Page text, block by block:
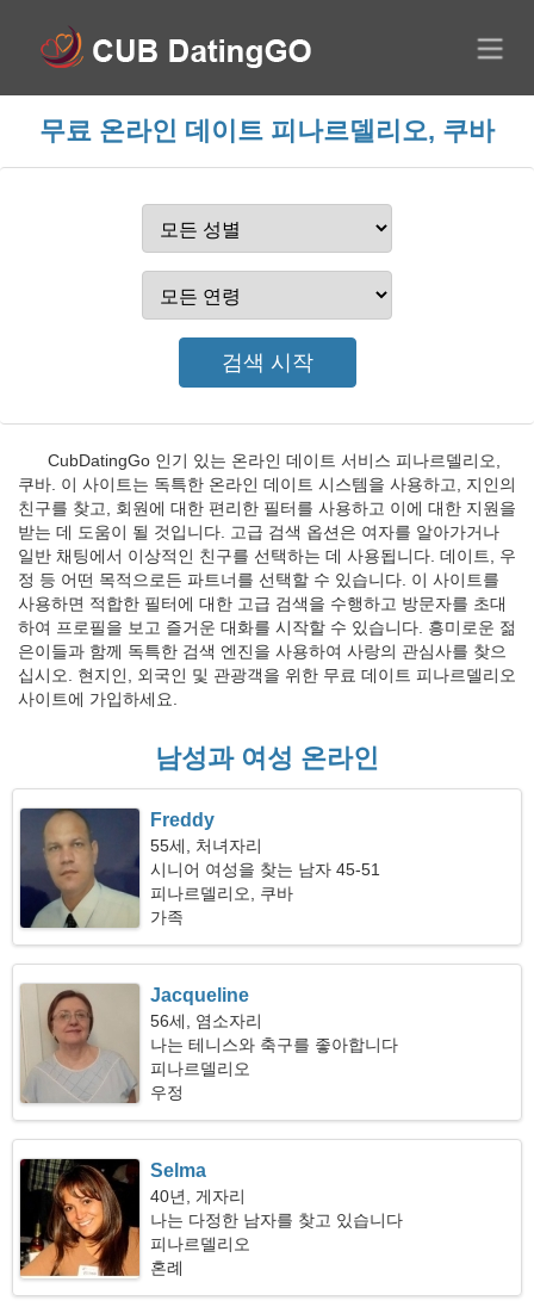
무료 온라인 데이트 피나르델리오, 쿠바
CubDatingGo 인기 있는 온라인 데이트 서비스 피나르델리오,
쿠바. 이 사이트는 독특한 온라인 데이트 시스템을 사용하고, 지인의
친구를 찾고, 회원에 대한 편리한 필터를 사용하고 이에 대한 지원을
받는 데 도움이 될 것입니다. 고급 검색 옵션은 여자를 알아가거나
일반 채팅에서 이상적인 친구를 선택하는 데 사용됩니다. 데이트, 우
정 등 어떤 목적으로든 파트너를 선택할 수 있습니다. 이 사이트를
사용하면 적합한 필터에 대한 고급 검색을 수행하고 방문자를 초대
하여 프로필을 보고 즐거운 대화를 시작할 수 있습니다. 흥미로운 젊
은이들과 함께 독특한 검색 엔진을 사용하여 사랑의 관심사를 찾으
십시오. 현지인, 외국인 및 관광객을 위한 무료 데이트 피나르델리오
사이트에 가입하세요.
남성과 여성 온라인
Freddy
55세, 처녀자리
시니어 여성을 찾는 남자 45-51
피나르델리오, 쿠바
가족
Jacqueline
56세, 염소자리
나는 테니스와 축구를 좋아합니다
피나르델리오
우정
Selma
40년, 게자리
나는 다정한 남자를 찾고 있습니다
피나르델리오
혼례